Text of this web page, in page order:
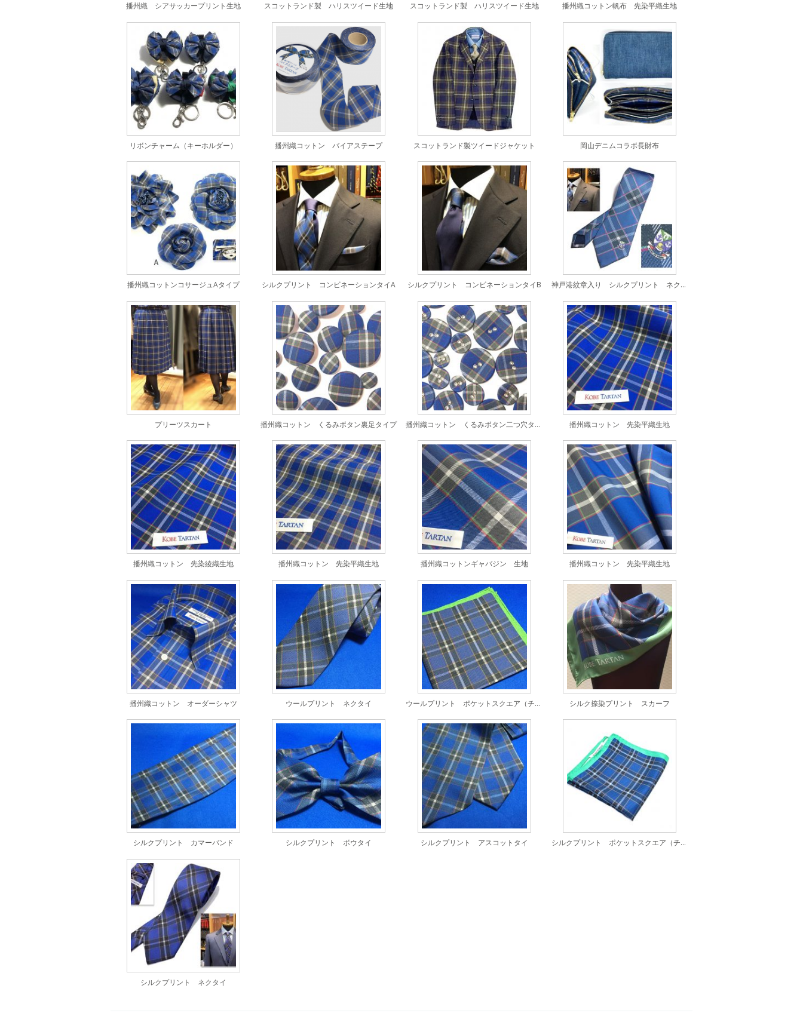
播州織 シアサッカープリント生地 スコットランド製 ハリスツイード生地 スコットランド製 ハリスツイード生地 播州織コットン帆布 先染平織生地
リボンチャーム（キーホルダー） 播州織コットン バイアステープ スコットランド製ツイードジャケット 岡山デニムコラボ長財布
播州織コットンコサージュAタイプ シルクプリント コンビネーションタイA シルクプリント コンビネーションタイB 神戸港紋章入り シルクプリント ネクタイ
プリーツスカート 播州織コットン くるみボタン裏足タイプ 播州織コットン くるみボタン二つ穴タイプ 播州織コットン 先染平織生地
播州織コットン 先染綾織生地 播州織コットン 先染平織生地 播州織コットンギャバジン 生地 播州織コットン 先染平織生地
播州織コットン オーダーシャツ ウールプリント ネクタイ ウールプリント ポケットスクエア（チーフ） シルク捺染プリント スカーフ
シルクプリント カマーバンド シルクプリント ボウタイ シルクプリント アスコットタイ シルクプリント ポケットスクエア（チーフ）
シルクプリント ネクタイ